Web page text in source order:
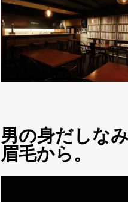
男の身だしな
眉毛から。